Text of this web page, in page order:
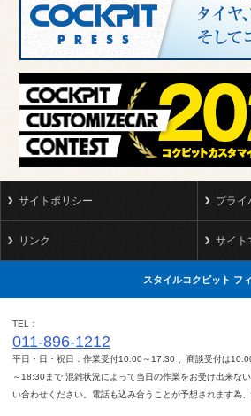
サイトポリシー プライ
リンク サイト
スタイルコクピット フ
TEL
011-896-1212
平日・日・祝日：作業受付10:00～17:30 、商談受付は
～18:30まで 混雑状況によって当日の作業をお受け出来な
い合わせください。電話も込み合うことが予想されます為、